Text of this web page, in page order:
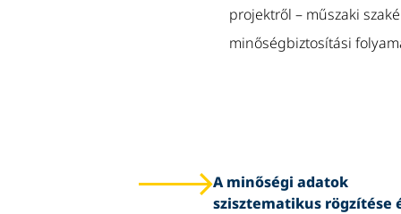
projektről – műszaki
minőségbiztosítási
A minőségi adatok
szisztematikus rögzítése